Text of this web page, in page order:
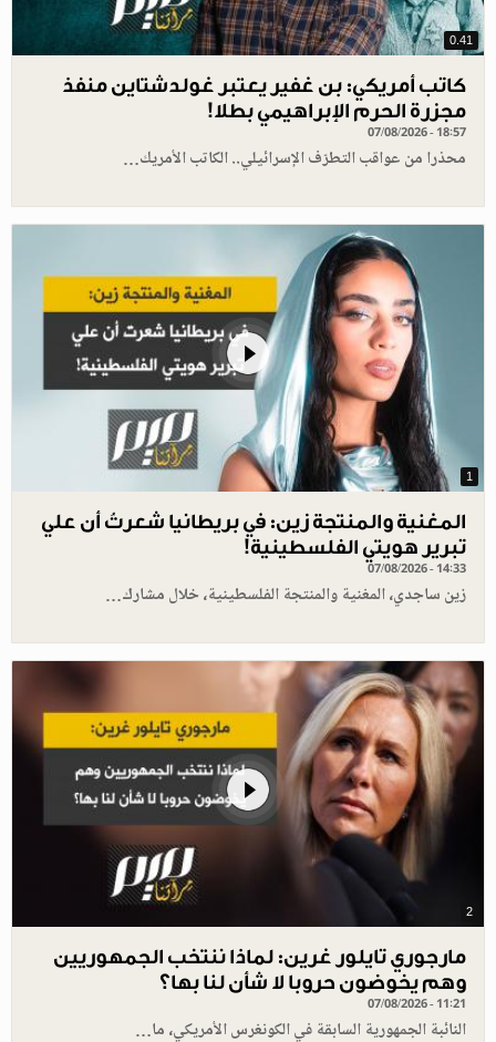
0.41
كاتب أمريكي: بن غفير يعتبر غولدشتاين منفذ
مجزرة الحرم الإبراهيمي بطلا!
07/08/2026 - 18:57
محذرا من عواقب التطرّف الإسرائيلي.. الكاتب الأمريك…
1
المغنية والمنتجة زين: في بريطانيا شعرتُ أن علي
تبرير هويتي الفلسطينية!
07/08/2026 - 14:33
زين ساجدي، المغنية والمنتجة الفلسطينية، خلال مشارك…
2
مارجوري تايلور غرين: لماذا ننتخب الجمهوريين
وهم يخوضون حروبا لا شأن لنا بها؟
07/08/2026 - 11:21
النائبة الجمهورية السابقة في الكونغرس الأمريكي، ما…